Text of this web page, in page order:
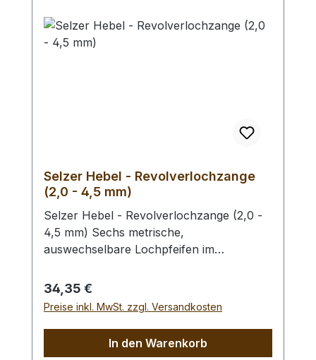
Selzer Hebel - Revolverlochzange
(2,0 - 4,5 mm)
Selzer Hebel - Revolverlochzange (2,0 -
4,5 mm) Sechs metrische,
auswechselbare Lochpfeifen im
4,0 und 4,5 mm. Mit Sichtfenster für
gewählten Lochdurchmesser.
Automatischer Feststeller, Oberfläche
Kunststoffgriffen. Höchste Qualität,
Regulärer Preis:
34,35 €
Preise inkl. MwSt. zzgl. Versandkosten
In den Warenkorb